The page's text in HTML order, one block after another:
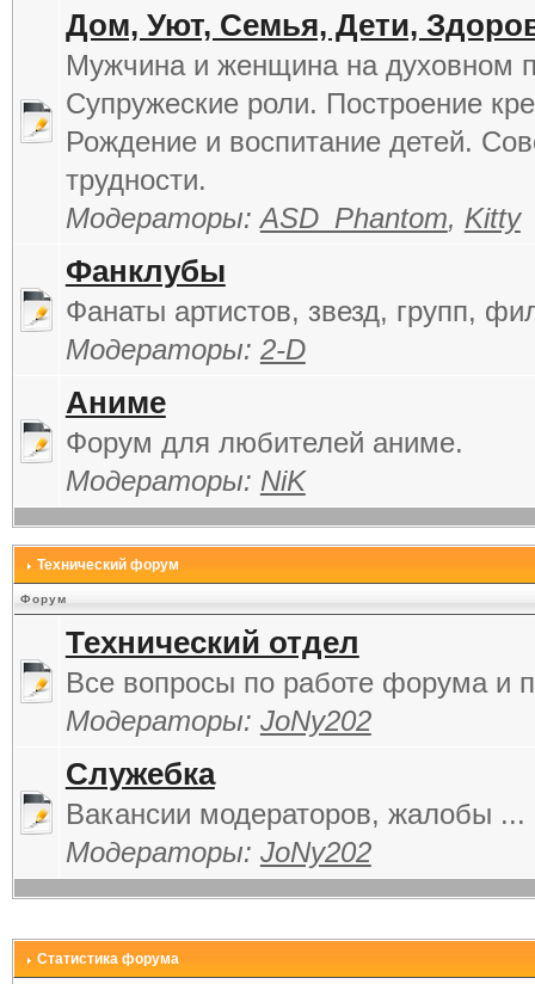
Дом, Уют, Семья, Дети,
Мужчина и женщина на духовном
Супружеские роли. Построение
Рождение и воспитание детей.
трудности.
Модераторы:ASD_Phantom, Kitty
Фанклубы
Фанаты артистов, звезд, групп,
Модераторы: 2-D
Аниме
Форум для любителей аниме.
Модераторы: NiK
Технический форум
Форум
Технический отдел
Все вопросы по работе форума и
Модераторы: JoNy202
Служебка
Вакансии модераторов, жалобы ...
Модераторы: JoNy202
Статистика форума